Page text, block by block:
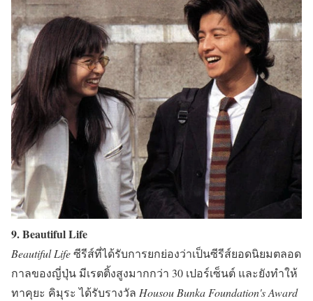
9. Beautiful Life
Beautiful Lifeซีรีส์ที่ได้รับการยกย่องว่าเป็นซีรีส์ยอดนิยมตลอด
กาลของญี่ปุ่น มีเรตติ้งสูงมากกว่า 30 เปอร์เซ็นต์ และยังทำให้
ทาคุยะ คิมุระ ได้รับรางวัล Housou Bunka Foundation's Award